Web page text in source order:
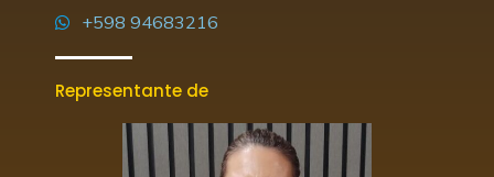
+598 94683216
Representante de